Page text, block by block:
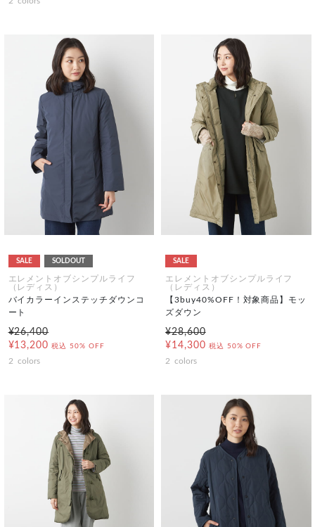
SALE SOLDOUT
エレメントオブシンプルライフ
（レディス）
バイカラーインステッチダウンコ
ート
¥26,400
¥13,200 税込 50% OFF
2 colors
SALE
エレメントオブシンプルライフ
（レディス）
【3buy40%OFF！対象商品】モッ
ズダウン
¥28,600
¥14,300 税込 50% OFF
2 colors